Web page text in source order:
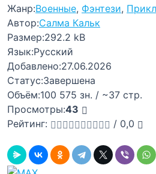
Жанр:Военные, Фэнтези,
Автор:Салма Кальк
Размер:292.2 kB
Язык:Русский
Добавлено:27.06.2026
Статус:Завершена
Объём:100 575 зн. / ~37 стр.
Просмотры:43
Рейтинг:
/ 0,0